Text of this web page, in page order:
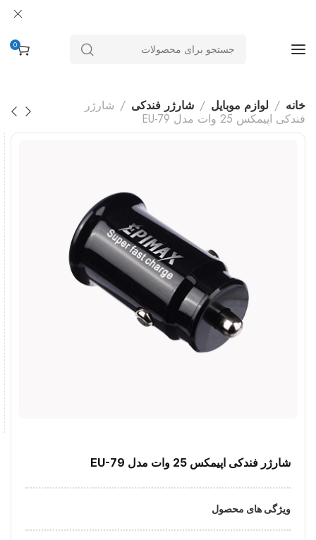
0
خانه لوازم موبایل شارژر فندکی
شارژر
فندکی اپیمکس 25 وات مدل EU-79
شارژر فندکی اپیمکس 25 وات مدل EU-79
ویژگی های محصول